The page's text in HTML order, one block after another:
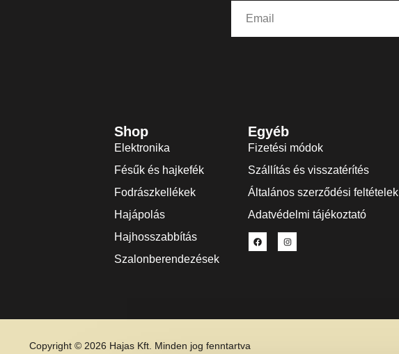
Shop
Elektronika
Fésűk és hajkefék
Fodrászkellékek
Hajápolás
Hajhosszabbítás
Szalonberendezések
Egyéb
Fizetési módok
Szállítás és visszatérítés
Általános szerződési feltételek
Adatvédelmi tájékoztató
Copyright © 2026 Hajas Kft. Minden jog fenntartva